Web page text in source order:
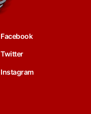
Facebook
Twitter
Instagram